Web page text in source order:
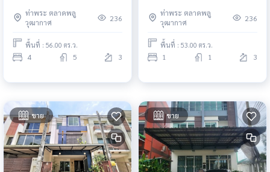
แหล่งชุมชน
ท่าพระ ตลาดพลู
วุฒากาศ
236
พื้นที่ : 56.00 ตร.ว.
4 5 3
ท่าพระ ตลาดพลู
วุฒากาศ
236
พื้นที่ : 53.00 ตร.ว.
1 1 3
ขาย ขาย